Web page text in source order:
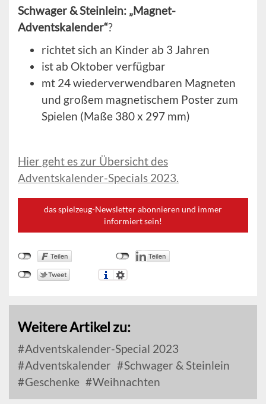
Schwager & Steinlein: „Magnet-
Adventskalender“?
richtet sich an Kinder ab 3 Jahren
ist ab Oktober verfügbar
mt 24 wiederverwendbaren Magneten
und großem magnetischem Poster zum
Spielen (Maße 380 x 297 mm)
Hier geht es zur Übersicht des
Adventskalender-Specials 2023.
das spielzeug-Newsletter abonnieren und immer
informiert sein!
Weitere Artikel zu:
Adventskalender-Special 2023
Adventskalender
Schwager & Steinlein
Geschenke
Weihnachten